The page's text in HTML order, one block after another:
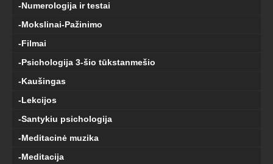
-Numerologija ir testai
-Mokslinai-Pažinimo
-Filmai
-Psichologija 3-šio tūkstanmešio
-Kaušingas
-Lekcijos
-Santykiu psichologija
-Meditacinė muzika
-Meditacija